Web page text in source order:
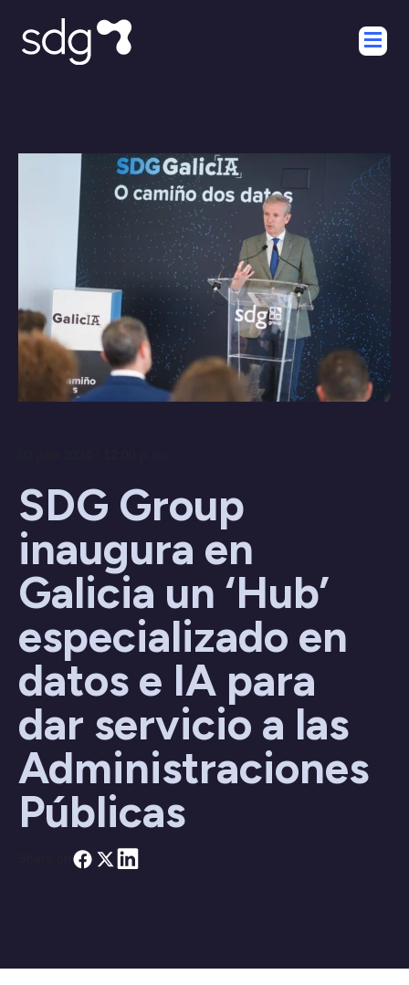
SDG Group
inaugura en
Galicia un ‘Hub’
especializado en
datos e IA para
dar servicio a las
Administraciones
Públicas